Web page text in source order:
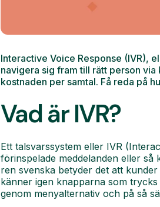
Interactive Voice Response (IVR),
navigera sig fram till rätt person
kostnaden per samtal. Få reda på
Vad är IVR?
Ett talsvarssystem eller IVR
förinspelade meddelanden eller
ren svenska betyder det att
känner igen knapparna som
genom menyalternativ och på så